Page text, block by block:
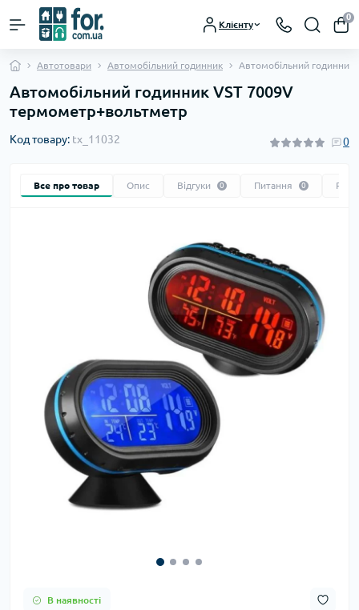
Клієнту
0
Автотовари Автомобільний годинник Автомобільний
Автомобільний годинник VST 7009V
термометр+вольтметр
Код товару: tx_11032 0
Все про товар Опис Відгуки 0 Питання 0
В наявності